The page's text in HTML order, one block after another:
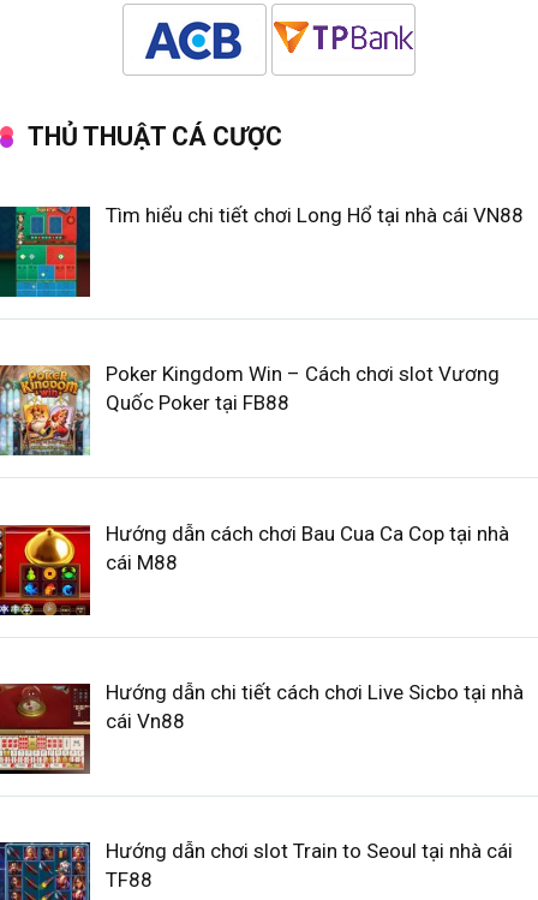
THỦ THUẬT CÁ CƯỢC
Tìm hiểu chi tiết chơi Long Hổ tại nhà cái VN88
Poker Kingdom Win – Cách chơi slot Vương
Quốc Poker tại FB88
Hướng dẫn cách chơi Bau Cua Ca Cop tại nhà
cái M88
Hướng dẫn chi tiết cách chơi Live Sicbo tại nhà
cái Vn88
Hướng dẫn chơi slot Train to Seoul tại nhà cái
TF88